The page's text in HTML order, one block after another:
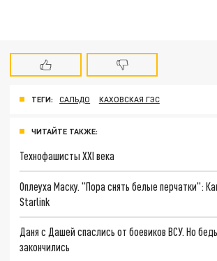
ТЕГИ: САЛЬДО КАХОВСКАЯ ГЭС
ЧИТАЙТЕ ТАКЖЕ:
Технофашисты XXI века
Оплеуха Маску. "Пора снять белые перчатки":
Starlink
Даня с Дашей спаслись от боевиков ВСУ. Но
закончились